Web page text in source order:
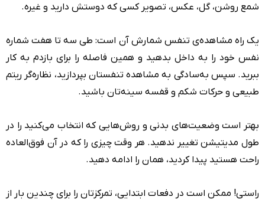
شمع روشن، گل، عکس، تصویر کسی که دوستش دارید و غیره.
یک راه مشاهده‌ی تنفس شمارش آن است: طی سه تا هفت شماره
نفس خود را به داخل بدهید و همین فاصله را برای بازدم به کار
ببرید. سپس به‌سادگی به مشاهده‌ تنفستان بپردازید، نظاره‌گر ریتم
طبیعی و حرکات شکم و قفسه سینه‌تان باشید.
بهتر است وضعیت‌های بدنی و روش‌هایی که انتخاب می‌کنید را در
طول مدیتیشن تغییر ندهید. هر وقت چیزی را که در آن فوق‌العاده
راحت هستید پیدا کردید، همان را ادامه دهید.
راستی! ممکن است در دفعات ابتدایی، تمرکزتان را برای چندین بار از